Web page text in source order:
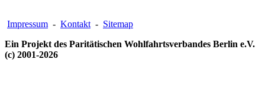
Impressum - Kontakt - Sitemap
Ein Projekt des Paritätischen Wohlfahrtsverbandes Berlin e.V.
(c) 2001-2026